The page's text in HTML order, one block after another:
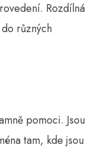
Rozdílná
různých
pomoci. Jsou
tam, kde jsou